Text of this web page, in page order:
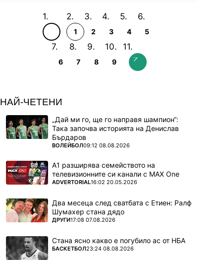
1 2 3 4 5
6 7 8 9
НАЙ-ЧЕТЕНИ
„Дай ми го, ще го направя шампион“:
Така започва историята на Денислав
Бърдаров
ПОВЕЧЕ ОТ
ВОЛЕЙБОЛ09:12 08.08.2026
А1 разширява семейството на
телевизионните си канали с MAX One
ПОВЕЧЕ ОТ
ADVERTORIAL16:02 20.05.2026
Два месеца след сватбата с Етиен: Ралф
Шумахер стана дядо
ПОВЕЧЕ ОТ
ДРУГИ17:08 07.08.2026
Стана ясно какво е погубило ас от НБА
ПОВЕЧЕ ОТ
БАСКЕТБОЛ23:24 08.08.2026